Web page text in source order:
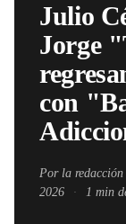
Julio
Jorge
con
Por la redacción
2026
· 1 min